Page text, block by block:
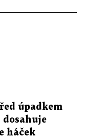
úpadkem
dosahuje
háček